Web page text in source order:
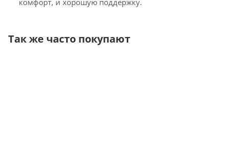
Так же часто покупают